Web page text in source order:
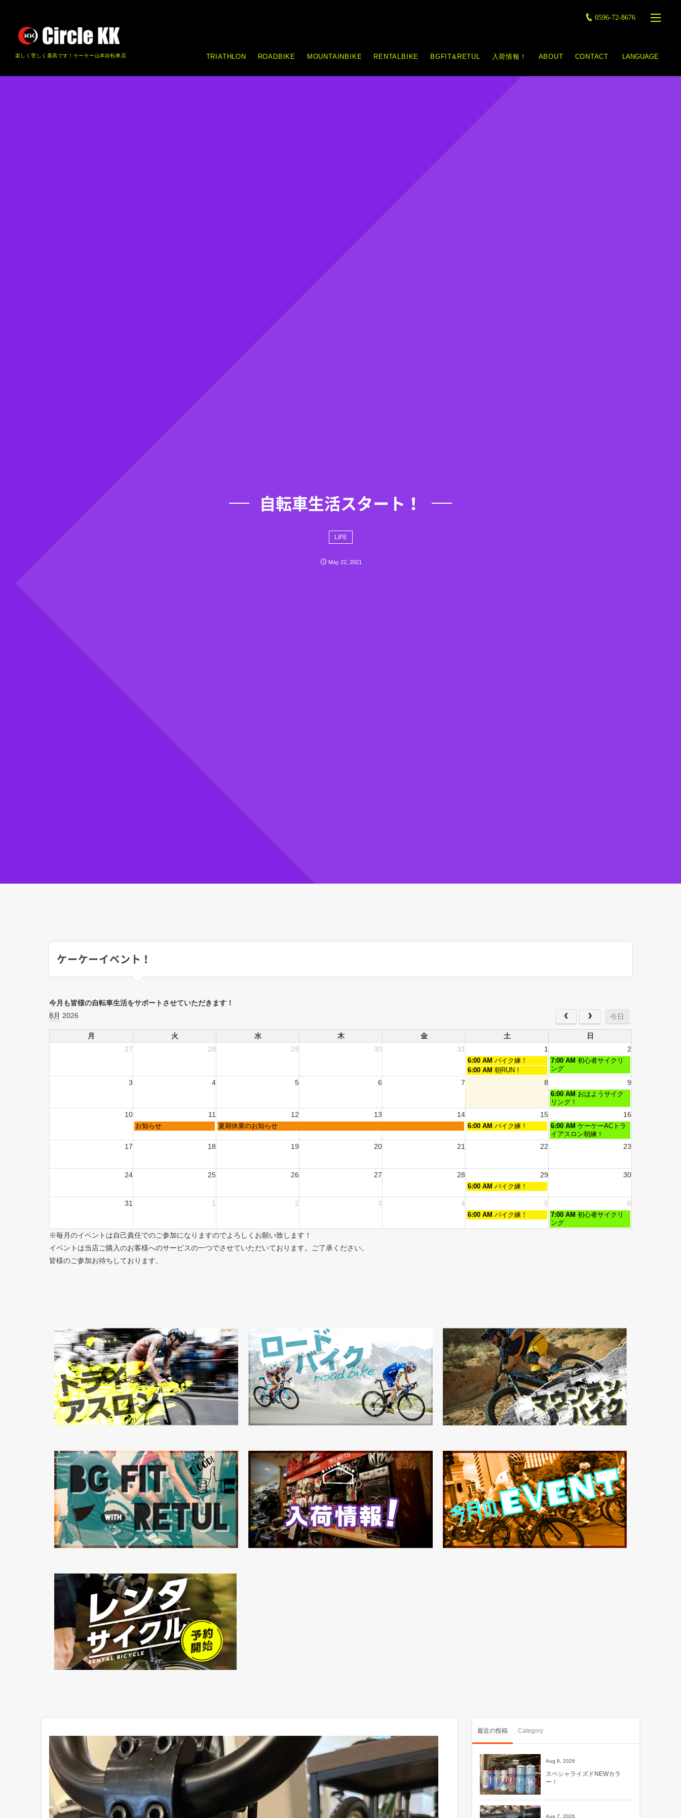
楽しく苦しく最高です！ケーケー山本自転車店
0596-72-8676
TRIATHLON ROADBIKE MOUNTAINBIKE RENTALBIKE BGFIT&RETUL 入荷情報！ ABOUT CONTACT LANGUAGE
自転車生活スタート！
LIFE
May 22 ,2021
ケーケーイベント！
今月も皆様の自転車生活をサポートさせていただきます！
8月 2026
今日
月 火 水 木 金 土
日
27
28 29 30 31 1 2
6:00 AM バイク練！ 7:00 AM 初心者サイクリ
ング
6:00 AM 朝RUN！
3 4 5 6 7 8 9
6:00 AM おはようサイク
リング！
10 11 12 13 14 15 16
お知らせ 夏期休業のお知らせ 6:00 AM バイク練！ 6:00 AM ケーケーACトラ
イアスロン朝練！
17 18 19 20 21 22 23
24 25 26 27 28 29 30
6:00 AM バイク練！
31 1 2 3 4 5 6
6:00 AM バイク練！ 7:00 AM 初心者サイクリ
ング
※毎月のイベントは自己責任でのご参加になりますのでよろしくお願い致します！
イベントは当店ご購入のお客様へのサービスの一つでさせていただいております。ご了承ください。
皆様のご参加お待ちしております。
最近の投稿 Category
Aug 8, 2026
スペシャライズドNEWカラ
ー！
Aug 7, 2026